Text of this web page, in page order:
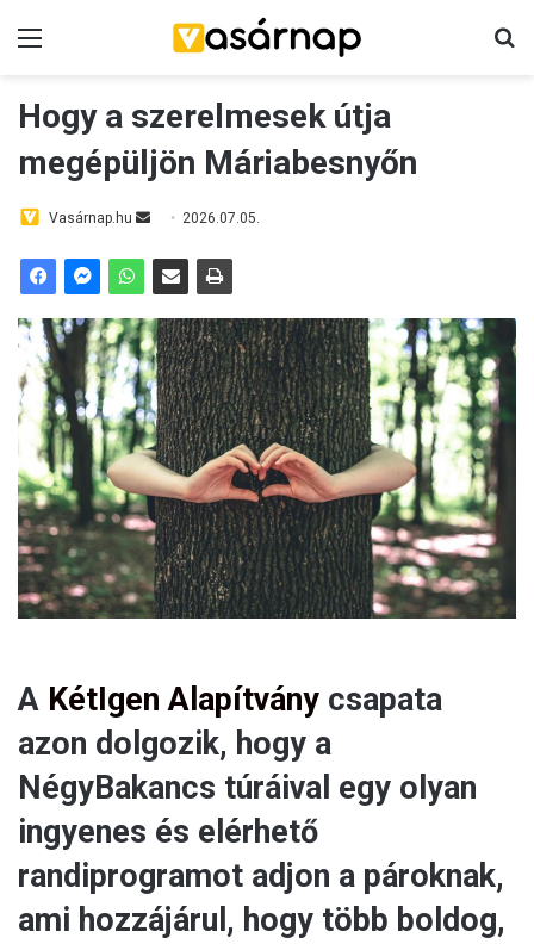
Hogy a szerelmesek útja
megépüljön Máriabesnyőn
Vasárnap.hu
a
n
e
m
a
i
2026.07.05.
A KétIgen Alapítvány csapata
azon dolgozik, hogy a
NégyBakancs túráival egy olyan
ingyenes és elérhető
randiprogramot adjon a pároknak,
ami hozzájárul, hogy több boldog,